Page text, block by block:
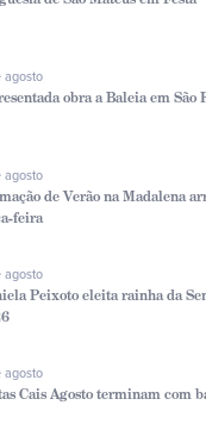
agosto
obra a Baleia em São
agosto
de Verão na Madalena
feira
agosto
Peixoto eleita rainha da
agosto
Cais Agosto terminam com